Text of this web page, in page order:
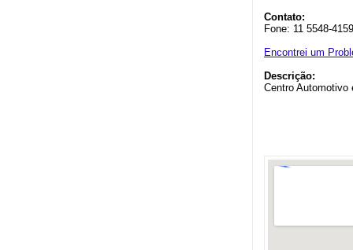
Contato:
Fone: 11 5548-4159
Encontrei um
Descrição:
Centro Automotivo